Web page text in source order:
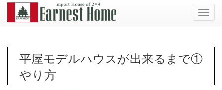
平屋モデルハウスが出来るまで①
やり方